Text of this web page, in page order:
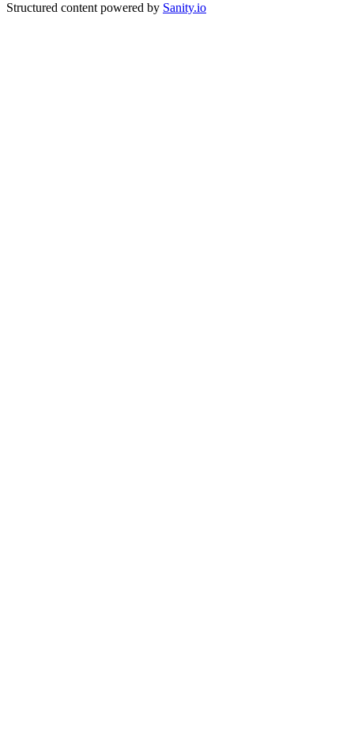
Structured content powered by Sanity.io